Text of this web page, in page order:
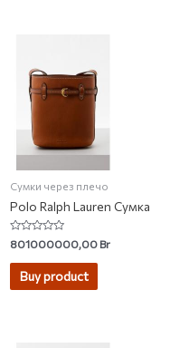
Сумки через плечо
Polo Ralph Lauren Сумка
Rated
0
out
801000000,00Br
Buy product